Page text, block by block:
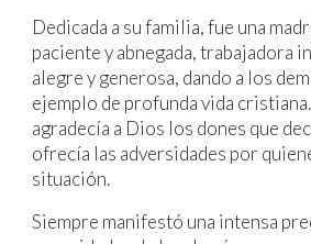
Dedicada a su familia, fue una
paciente y abnegada, trabajadora
alegre y generosa, dando a los
ejemplo de profunda vida
agradecía a Dios los dones que
ofrecía las adversidades por
situación.
Siempre manifestó una intensa